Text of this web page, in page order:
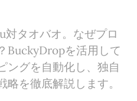
ぶ？
タオバオ。なぜプロ
BuckyDropを活用して
ングを自動化し、独自
を徹底解説します。